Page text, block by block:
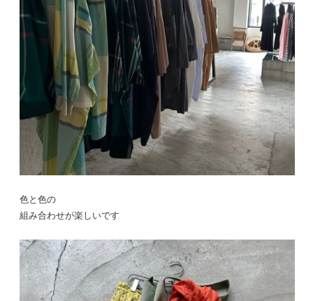
色と色の
組み合わせが楽しいです